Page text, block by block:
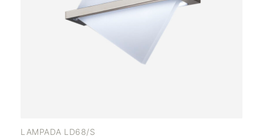
LAMPADA LD68/S